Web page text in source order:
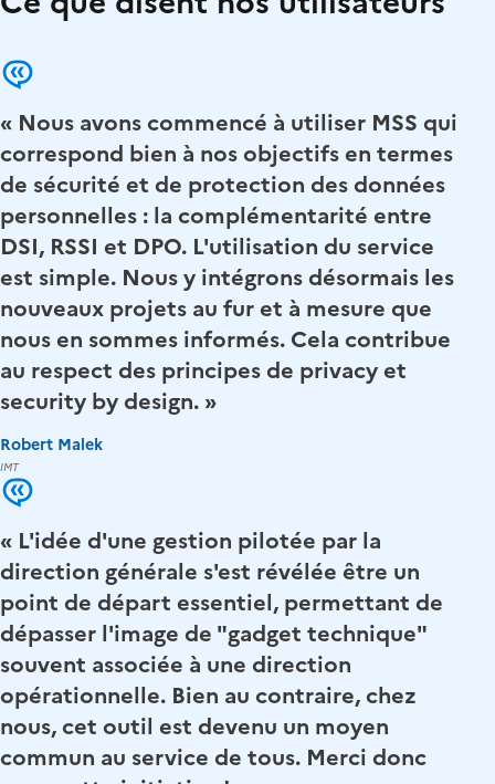
« Nous avons commencé à utiliser MSS qui
correspond bien à nos objectifs en termes
de sécurité et de protection des données
personnelles : la complémentarité entre
DSI, RSSI et DPO. L'utilisation du service
est simple. Nous y intégrons désormais les
nouveaux projets au fur et à mesure que
nous en sommes informés. Cela contribue
au respect des principes de privacy et
security by design. »
Robert Malek
IMT
« L'idée d'une gestion pilotée par la
direction générale s'est révélée être un
point de départ essentiel, permettant de
dépasser l'image de "gadget technique"
souvent associée à une direction
opérationnelle. Bien au contraire, chez
nous, cet outil est devenu un moyen
commun au service de tous. Merci donc